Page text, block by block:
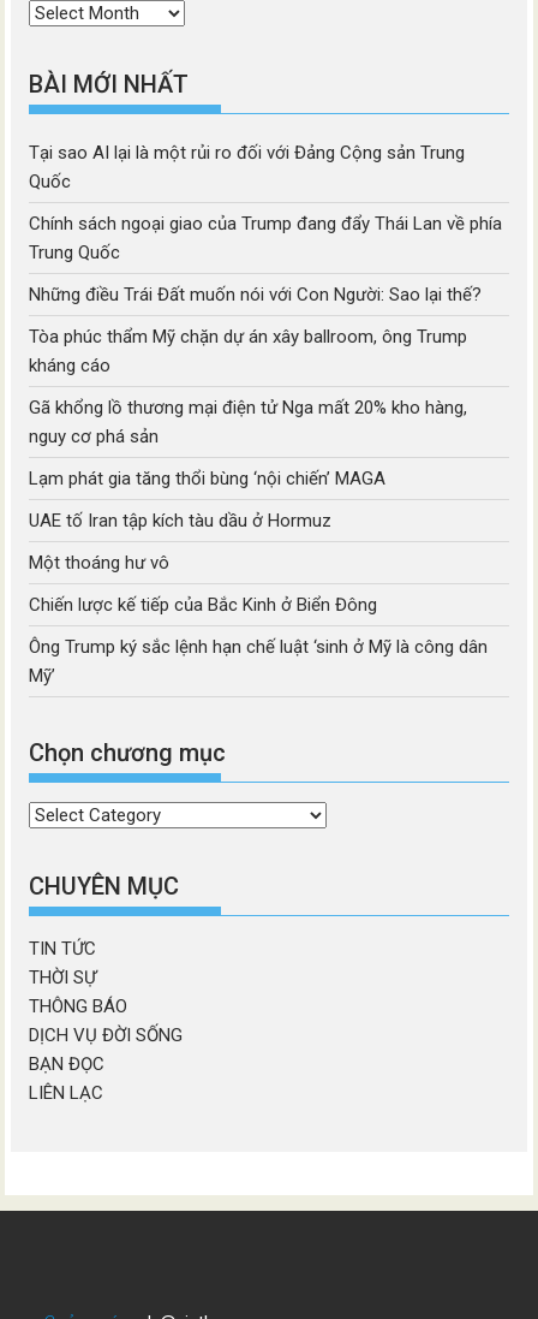
Thời
BÀI MỚI NHẤT
Tại sao AI lại là một rủi ro đối với Đảng Cộng sản Trung
Quốc
Chính sách ngoại giao của Trump đang đẩy Thái Lan về phía
Trung Quốc
Những điều Trái Đất muốn nói với Con Người: Sao lại thế?
Tòa phúc thẩm Mỹ chặn dự án xây ballroom, ông Trump
kháng cáo
Gã khổng lồ thương mại điện tử Nga mất 20% kho hàng,
nguy cơ phá sản
Lạm phát gia tăng thổi bùng ‘nội chiến’ MAGA
UAE tố Iran tập kích tàu dầu ở Hormuz
Một thoáng hư vô
Chiến lược kế tiếp của Bắc Kinh ở Biển Đông
Ông Trump ký sắc lệnh hạn chế luật ‘sinh ở Mỹ là công dân
Mỹ’
Chọn chương mục
Chọn
mục
CHUYÊN MỤC
TIN TỨC
THỜI SỰ
THÔNG BÁO
DỊCH VỤ ĐỜI SỐNG
BẠN ĐỌC
LIÊN LẠC